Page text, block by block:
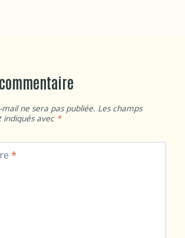
ne sera pas publiée. Les champs
indiqués avec *
*